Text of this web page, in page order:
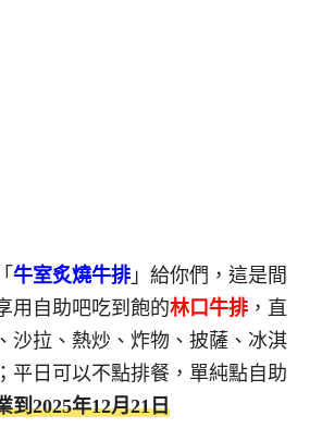
牛室炙燒牛排 」給你們，這是間
用自助吧吃到飽的林口牛排 ，直
沙拉、熱炒、炸物、披薩、冰淇
平日可以不點排餐，單純點自助
到2025年12月21日